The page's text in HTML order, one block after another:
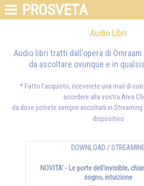
PROSVETA
Audio Libri
Audio libri tratti dall'opera di Omraam
da ascoltare ovunque e in
* Fatto l'acquisto, riceverete una mail di
accedere alla vostra Area
da dove potrete sempre ascoltarli in
dispositivo
DOWNLOAD /
NOVITA' - Le porte dell'invisible,
sogno, intuizione